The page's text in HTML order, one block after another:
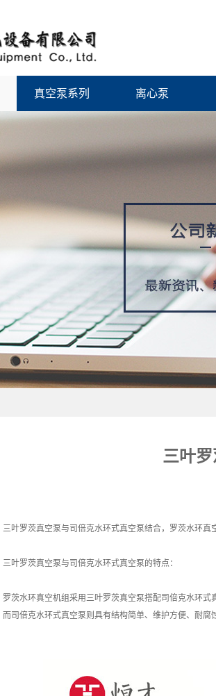
真空泵系列 离心泵
三叶
三叶罗茨真空泵与司倍克水环式真空泵结合，罗茨水环真
三叶罗茨真空泵与司倍克水环式真空泵的特点：
罗茨水环真空机组采用三叶罗茨真空泵搭配司倍克水环
而司倍克水环式真空泵则具有结构简单、维护方便、耐腐